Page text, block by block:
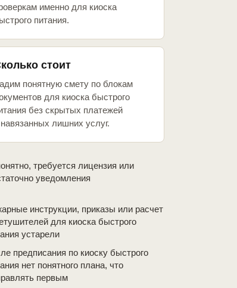
именно для киоска
питания.
стоит
понятную смету по блокам
для киоска быстрого
без скрытых платежей
лишних услуг.
требуется лицензия или
уведомления
инструкции, приказы или расчет
для киоска быстрого
устарели
предписания по киоску быстрого
нет понятного плана, что
первым